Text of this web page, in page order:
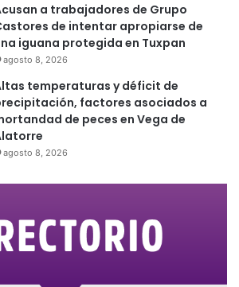
a trabajadores de Grupo
de intentar apropiarse de
iguana protegida en Tuxpan
agosto 8, 2026
temperaturas y déficit de
factores asociados a
de peces en Vega de
agosto 8, 2026